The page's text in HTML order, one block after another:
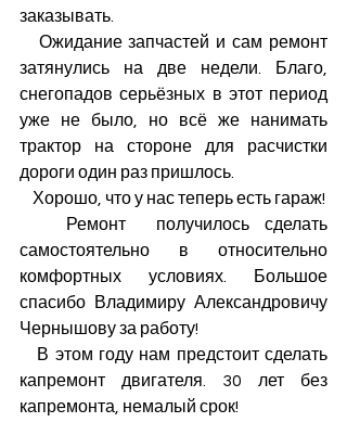
заказывать.
затянулись на две недели. Благо,
снегопадов серьёзных в этот период
уже не было, но всё же нанимать
трактор на стороне для расчистки
дороги один раз пришлось.
самостоятельно в относительно
комфортных условиях. Большое
спасибо Владимиру Александровичу
Чернышову за работу!
капремонт двигателя. 30 лет без
капремонта, немалый срок!